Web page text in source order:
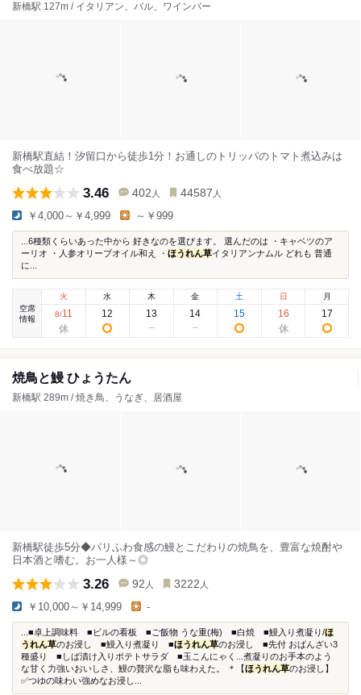
新橋駅 127m / イタリアン、バル、ワインバー
新橋駅直結！汐留口から徒歩1分！お通しのトリッパのトマト煮込みは
食べ放題☆
3.46 402 人 44587 人
￥4,000～￥4,999 ～￥999
...6種類くらいあった中から 好きなのを選びます。 選んだのは ・キャベツのア
ーリオ ・人参オリーブオイル和え ・ ほうれん草イタリアンナムル どれも 普通
に...
空席
情報
火
8/11
水
12
木
13
金
14
土
15
日
16
月
17
焼鳥と鰻 ひょうたん
新橋駅 289m / 焼き鳥、うなぎ、居酒屋
新橋駅徒歩5分◆パリふわ食感の鰻とこだわりの焼鳥を、豊富な焼酎や
日本酒と嗜む。お一人様～◎
3.26 92 人 3222 人
￥10,000～￥14,999 -
...■卓上調味料 ■ビルの看板 ■ご飯物 うな重(梅) ■白焼 ■鰻入り煮凝り/ほ
うれん草のお浸し ■鰻入り煮凝り ■ほうれん草のお浸し ■先付 おばんざい3
種盛り ■しば漬け入りポテトサラダ ■玉こんにゃく...煮凝りのお手本のよう
な甘く力強いおいしさ、鰻の贅沢な脂も味わえた。 ＊【ほうれん草のお浸し】
✅つゆの味わい強めなお浸し...